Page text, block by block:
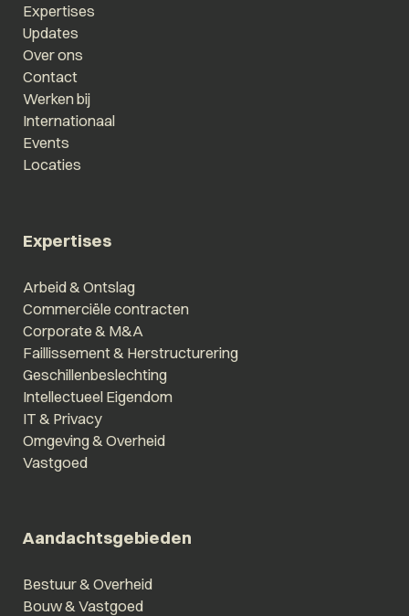
Expertises
Updates
Over ons
Contact
Werken bij
Internationaal
Events
Locaties
Expertises
Arbeid & Ontslag
Commerciële contracten
Corporate & M&A
Faillissement & Herstructurering
Geschillenbeslechting
Intellectueel Eigendom
IT & Privacy
Omgeving & Overheid
Vastgoed
Aandachtsgebieden
Bestuur & Overheid
Bouw & Vastgoed